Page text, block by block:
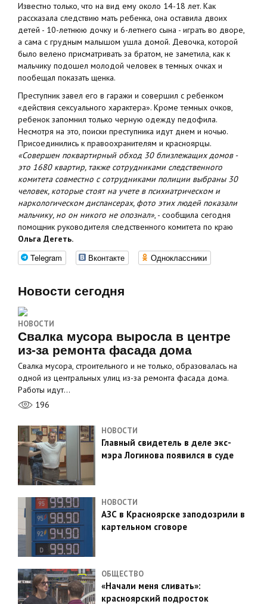
Известно только, что на вид ему около 14-18 лет. Как
рассказала следствию мать ребенка, она оставила двоих
детей - 10-летнюю дочку и 6-летнего сына - играть во дворе,
а сама с грудным малышом ушла домой. Девочка, которой
было велено присматривать за братом, не заметила, как к
мальчику подошел молодой человек в темных очках и
пообещал показать щенка.
Преступник завел его в гаражи и совершил с ребенком
«действия сексуального характера». Кроме темных очков,
ребенок запомнил только черную одежду педофила.
Несмотря на это, поиски преступника идут днем и ночью.
Присоединились к правоохранителям и красноярцы.
«Совершен поквартирный обход 30 близлежащих домов -
это 1680 квартир, также сотрудниками следственного
комитета совместно с сотрудниками полиции выбраны 30
человек, которые стоят на учете в психиатрическом и
наркологическом диспансерах, фото этих людей показали
мальчику, но он никого не опознал», - сообщила сегодня
помощник руководителя следственного комитета по краю
Ольга Дегеть.
Telegram Вконтакте Одноклассники
Новости сегодня
НОВОСТИ
Свалка мусора выросла в центре
из-за ремонта фасада дома
Свалка мусора, строительного и не только, образовалась на
одной из центральных улиц из-за ремонта фасада дома.
Работы идут…
196
НОВОСТИ
Главный свидетель в деле экс-
мэра Логинова появился в суде
НОВОСТИ
АЗС в Красноярске заподозрили в
картельном сговоре
ОБЩЕСТВО
«Начали меня сливать»:
красноярский подросток